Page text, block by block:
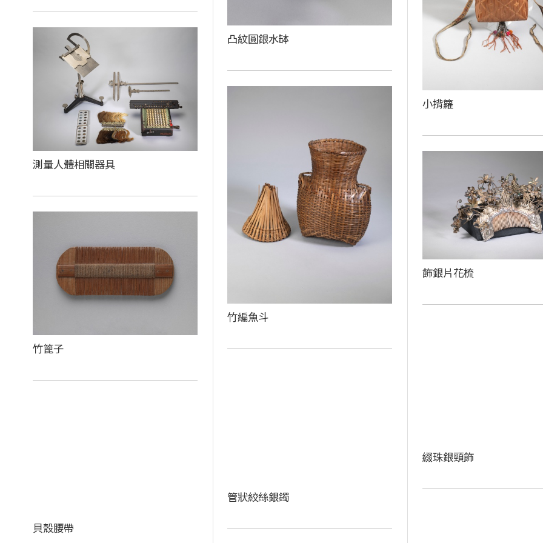
凸紋圓銀水缽
小揹籮
測量人體相關器具
竹編魚斗
飾銀片花梳
竹篦子
綴珠銀頸飾
管狀絞絲銀鐲
貝殼腰帶